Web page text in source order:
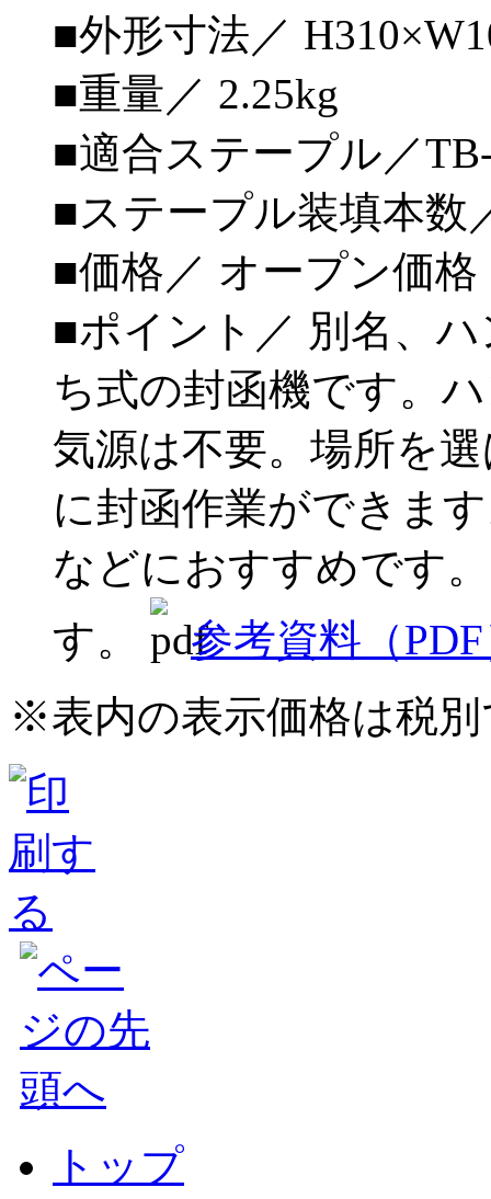
■外形寸法／
■重量／ 2.25kg
■適合ステープル／
■ステープル装填本数
■価格／ オープン価格
■ポイント／ 別名、
ち式の封函機です。
気源は不要。場所を
に封函作業ができま
などにおすすめです
す。
参考資料（
※表内の表示価格は税
トップ